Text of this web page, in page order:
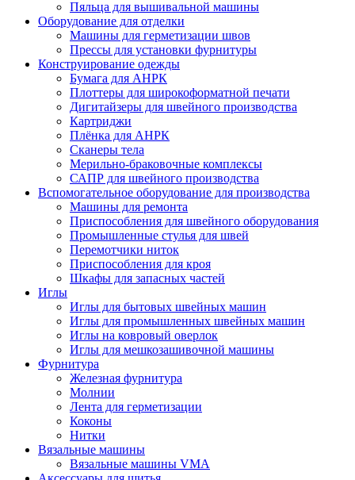
Пяльца для вышивальной машины
Оборудование для отделки
Машины для герметизации швов
Прессы для установки фурнитуры
Конструирование одежды
Бумага для АНРК
Плоттеры для широкоформатной печати
Дигитайзеры для швейного производства
Картриджи
Плёнка для АНРК
Сканеры тела
Мерильно-браковочные комплексы
САПР для швейного производства
Вспомогательное оборудование для производства
Машины для ремонта
Приспособления для швейного оборудования
Промышленные стулья для швей
Перемотчики ниток
Приспособления для кроя
Шкафы для запасных частей
Иглы
Иглы для бытовых швейных машин
Иглы для промышленных швейных машин
Иглы на ковровый оверлок
Иглы для мешкозашивочной машины
Фурнитура
Железная фурнитура
Молнии
Лента для герметизации
Коконы
Нитки
Вязальные машины
Вязальные машины VMA